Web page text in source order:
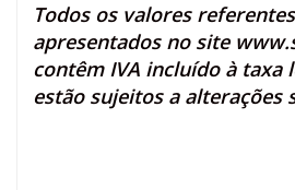
Todos os valores
apresentados no site
contêm IVA incluído à taxa
estão sujeitos a alterações